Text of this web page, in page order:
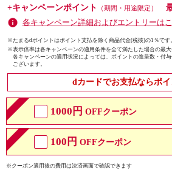
+キャンペーンポイント
（期間・用途限定）
各キャンペーン詳細およびエントリーは
※たまるdポイントはポイント支払を除く商品代金(税抜)の1％です。
※表示倍率は各キャンペーンの適用条件を全て満たした場合の最大
各キャンペーンの適用状況によっては、ポイントの進呈数・付
ございます。
dカードでお支払ならポ
1000円 OFFクーポン
100円 OFFクーポン
※クーポン適用後の費用は決済画面で確認できます